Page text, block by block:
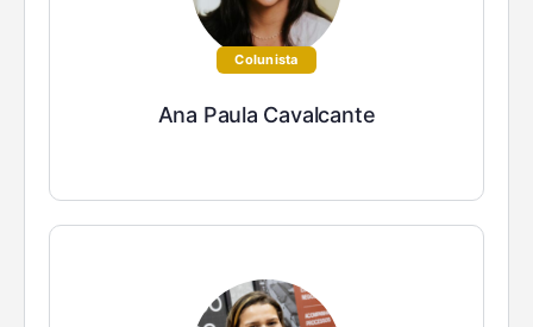
Colunista
Ana Paula Cavalcante